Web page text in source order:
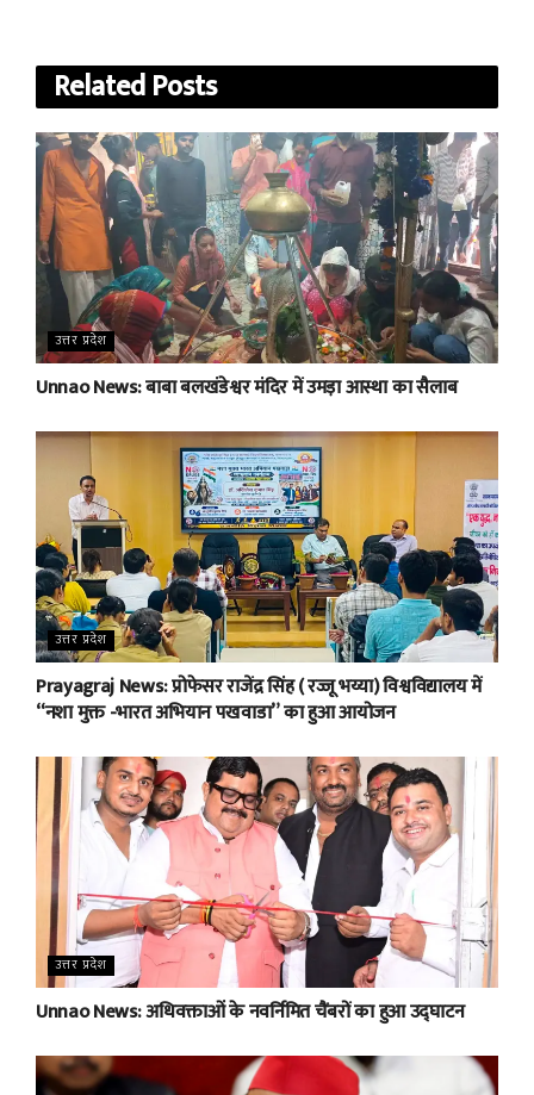
RelatedPosts
उत्तर प्रदेश
Unnao News: बाबा बलखंडेश्वर मंदिर में उमड़ा आस्था का सैलाब
उत्तर प्रदेश
Prayagraj News: प्रोफेसर राजेंद्र सिंह ( रज्जू भय्या) विश्वविद्यालय में
“नशा मुक्त -भारत अभियान पखवाडा” का हुआ आयोजन
उत्तर प्रदेश
Unnao News: अधिवक्ताओं के नवर्निमित चैंबरों का हुआ उद्घाटन